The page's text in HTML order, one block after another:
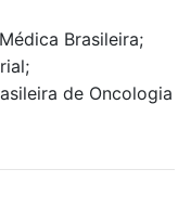
Brasileira;
de Oncologia